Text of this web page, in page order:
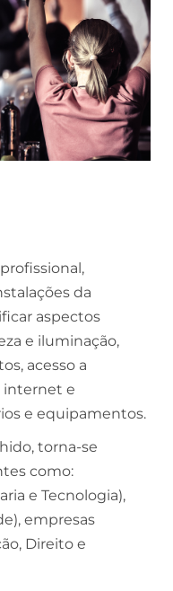
da
aspectos
e iluminação,
acesso a
internet e
e equipamentos.
torna-se
como:
e Tecnologia),
empresas
Direito e